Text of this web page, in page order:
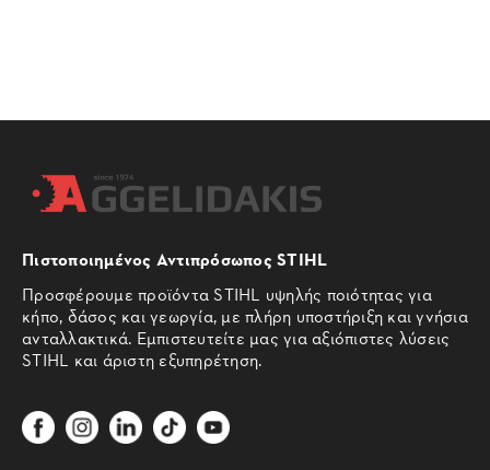
Πιστοποιημένος Αντιπρόσωπος STIHL
Προσφέρουμε προϊόντα STIHL υψηλής ποιότητας για
κήπο, δάσος και γεωργία, με πλήρη υποστήριξη και γνήσια
ανταλλακτικά. Εμπιστευτείτε μας για αξιόπιστες λύσεις
STIHL και άριστη εξυπηρέτηση.